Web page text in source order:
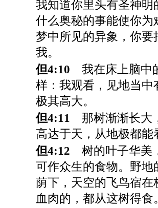
我知道你里头有圣神明
什么奥秘的事能使你为
梦中所见的异象，你要
我。
但4:10 我在床上脑中
样：我观看，见地当中
极其高大。
但4:11
那树渐渐长大
高达于天，从地极都能
但4:12 树的叶子华美
可作众生的食物。野地
荫下，天空的飞鸟宿在
血肉的，都从这树得食。